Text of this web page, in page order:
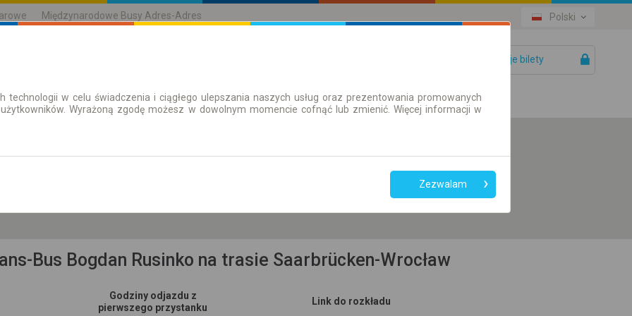
Międzynarodowe Busy Adres-Adres Polski
Twoje bilety
| Bilety Bilety okresowe
przesiadek
Tylko bilet online
Bus Bogdan Rusinko na trasie Saarbrücken-Wrocław
Godziny odjazdu z
pierwszego przystanku
Link do rozkładu
technologii w celu świadczenia i ciągłego ulepszania naszych usług oraz prezentowania promowanych
Wyrażoną zgodę możesz w dowolnym momencie cofnąć lub zmienić. Więcej informacji w
Zezwalam